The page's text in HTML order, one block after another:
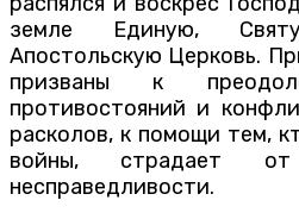
земле Единую,
Апостольскую Церковь.
призваны к
противостояний и
расколов, к помощи тем,
войны, страдает
несправедливости.